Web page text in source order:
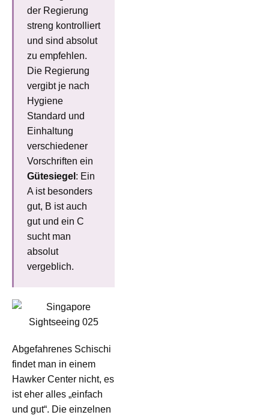
der Regierung
streng kontrolliert
und sind absolut
zu empfehlen.
Die Regierung
vergibt je nach
Hygiene
Standard und
Einhaltung
verschiedener
Vorschriften ein
Gütesiegel : Ein
A ist besonders
gut, B ist auch
gut und ein C
sucht man
absolut
vergeblich.
Abgefahrenes Schischi
findet man in einem
Hawker Center nicht, es
ist eher alles „einfach
und gut“. Die einzelnen